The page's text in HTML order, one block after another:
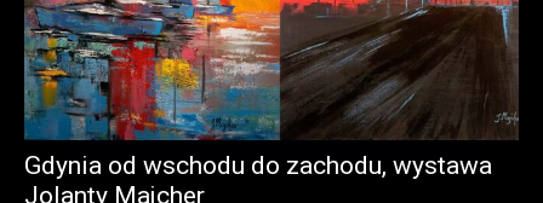
Gdynia od wschodu do zachodu, wystawa
Jolanty Majcher